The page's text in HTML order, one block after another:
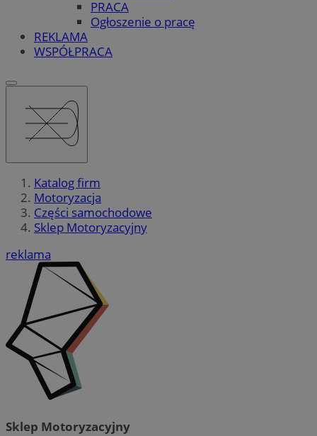
PRACA
Ogłoszenie o pracę
REKLAMA
WSPÓŁPRACA
Katalog firm
Motoryzacja
Części samochodowe
Sklep Motoryzacyjny
reklama
Sklep Motoryzacyjny